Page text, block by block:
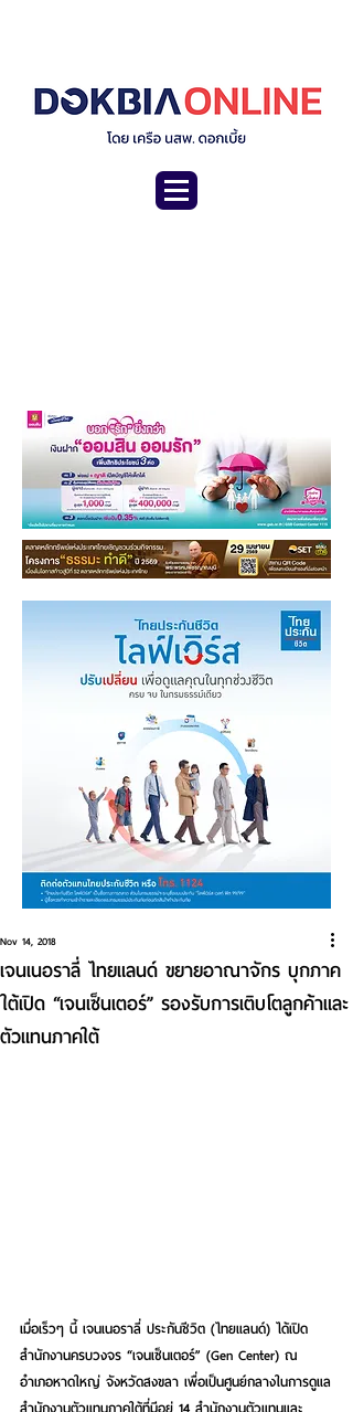
เจนเนอราลี่ ไทยแลนด์ ขยายอาณาจักร บุกภาค
ใต้เปิด “เจนเซ็นเตอร์” รองรับการเติบโตลูกค้าและ
ตัวแทนภาคใต้
Nov 14, 2018
เมื่อเร็วๆ นี้ เจนเนอราลี่ ประกันชีวิต (ไทยแลนด์) ได้เปิด
สำนักงานครบวงจร “เจนเซ็นเตอร์” (Gen Center) ณ
อำเภอหาดใหญ่ จังหวัดสงขลา เพื่อเป็นศูนย์กลางในการดูแล